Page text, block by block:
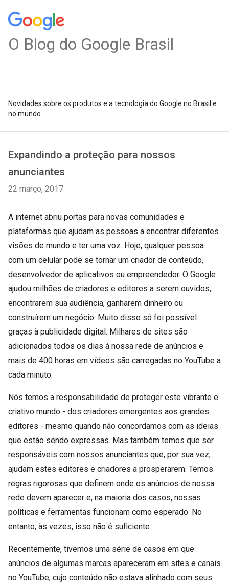
O Blog do Google Brasil
Novidades sobre os produtos e a tecnologia do Google no Brasil e
no mundo
Expandindo a proteção para nossos
anunciantes
22 março, 2017
A internet abriu portas para novas comunidades e
plataformas que ajudam as pessoas a encontrar diferentes
visões de mundo e ter uma voz. Hoje, qualquer pessoa
com um celular pode se tornar um criador de conteúdo,
desenvolvedor de aplicativos ou empreendedor. O Google
ajudou milhões de criadores e editores a serem ouvidos,
encontrarem sua audiência, ganharem dinheiro ou
construírem um negócio. Muito disso só foi possível
graças à publicidade digital. Milhares de sites são
adicionados todos os dias à nossa rede de anúncios e
mais de 400 horas em vídeos são carregadas no YouTube a
cada minuto.
Nós temos a responsabilidade de proteger este vibrante e
criativo mundo - dos criadores emergentes aos grandes
editores - mesmo quando não concordamos com as ideias
que estão sendo expressas. Mas também temos que ser
responsáveis com nossos anunciantes que, por sua vez,
ajudam estes editores e criadores a prosperarem. Temos
regras rigorosas que definem onde os anúncios de nossa
rede devem aparecer e, na maioria dos casos, nossas
políticas e ferramentas funcionam como esperado. No
entanto, às vezes, isso não é suficiente.
Recentemente, tivemos uma série de casos em que
anúncios de algumas marcas apareceram em sites e canais
no YouTube, cujo conteúdo não estava alinhado com seus